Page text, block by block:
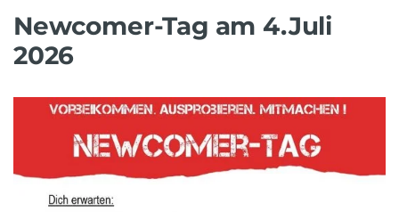
Newcomer-Tag am 4.Juli
2026